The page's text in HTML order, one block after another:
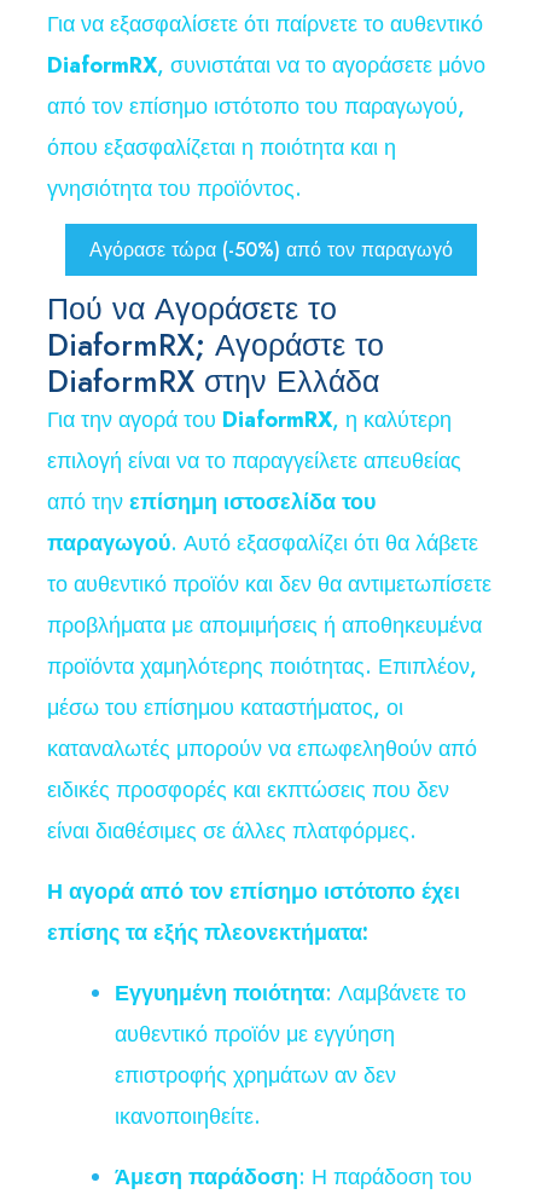
Για να εξασφαλίσετε ότι παίρνετε το αυθεντικό
DiaformRX, συνιστάται να το αγοράσετε μόνο
από τον επίσημο ιστότοπο του παραγωγού,
όπου εξασφαλίζεται η ποιότητα και η
γνησιότητα του προϊόντος.
Αγόρασε τώρα (-50%) από τον παραγωγό
Πού να Αγοράσετε το
DiaformRX; Αγοράστε το
DiaformRX στην Ελλάδα
Για την αγορά του DiaformRX, η καλύτερη
επιλογή είναι να το παραγγείλετε απευθείας
από τηνεπίσημη ιστοσελίδα του
παραγωγού. Αυτό εξασφαλίζει ότι θα λάβετε
το αυθεντικό προϊόν και δεν θα αντιμετωπίσετε
προβλήματα με απομιμήσεις ή αποθηκευμένα
προϊόντα χαμηλότερης ποιότητας. Επιπλέον,
μέσω του επίσημου καταστήματος, οι
καταναλωτές μπορούν να επωφεληθούν από
ειδικές προσφορές και εκπτώσεις που δεν
είναι διαθέσιμες σε άλλες πλατφόρμες.
Η αγορά από τον επίσημο ιστότοπο έχει
επίσης τα εξής πλεονεκτήματα:
Εγγυημένη ποιότητα: Λαμβάνετε το
αυθεντικό προϊόν με εγγύηση
επιστροφής χρημάτων αν δεν
ικανοποιηθείτε.
Άμεση παράδοση: Η παράδοση του